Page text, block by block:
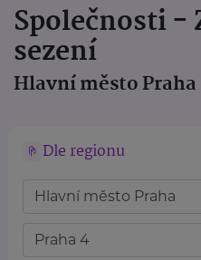
Společnosti -
sezení
Hlavní město
Dle regionu